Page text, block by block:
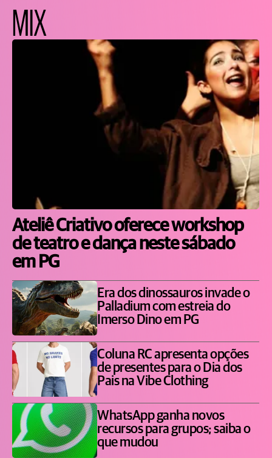
MIX
Ateliê Criativo oferece workshop
de teatro e dança neste sábado
em PG
Era dos dinossauros invade o
Palladium com estreia do
Imerso Dino em PG
Coluna RC apresenta opções
de presentes para o Dia dos
Pais na Vibe Clothing
WhatsApp ganha novos
recursos para grupos; saiba o
que mudou